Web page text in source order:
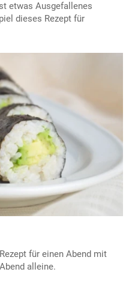
etwas Ausgefallenes
dieses Rezept für
für einen Abend mit
alleine.